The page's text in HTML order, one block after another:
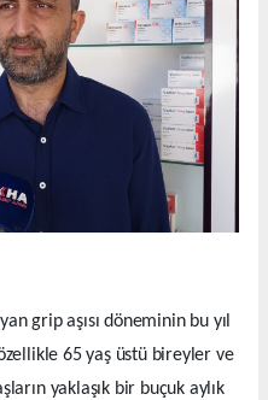
grip aşısı döneminin bu yıl
65 yaş üstü bireyler ve
yaklaşık bir buçuk aylık